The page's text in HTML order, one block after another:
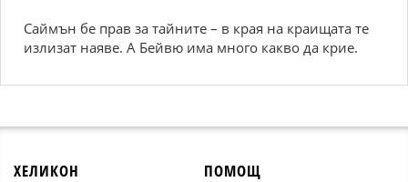
Саймън бе прав за тайните – в края на краищата те
излизат наяве. А Бейвю има много какво да крие.
ХЕЛИКОН ПОМОЩ